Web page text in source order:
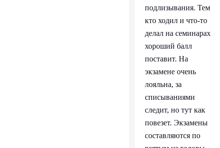
подлизывания. Тем
кто ходил и что-то
делал на семинарах
хороший балл
поставит. На
экзамене очень
лояльна, за
списываниями
следит, но тут как
повезет. Экзамены
составляются по